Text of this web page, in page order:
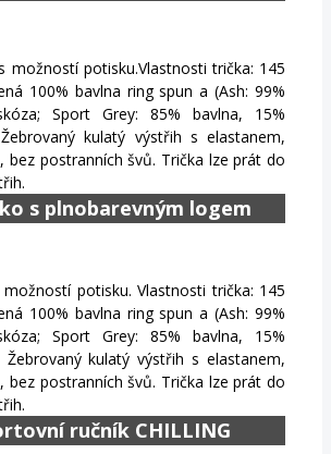
možností potisku.Vlastnosti trička: 145
100% bavlna ring spun a (Ash: 99%
Sport Grey: 85% bavlna, 15%
kulatý výstřih s elastanem,
bez postranních švů. Trička lze prát do
s plnobarevným logem
potisku. Vlastnosti trička: 145
100% bavlna ring spun a (Ash: 99%
Sport Grey: 85% bavlna, 15%
Žebrovaný kulatý výstřih s elastanem,
bez postranních švů. Trička lze prát do
ručník CHILLING